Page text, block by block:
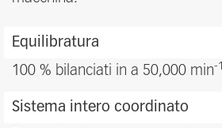
Equilibratura
100 % bilanciati in a 50,000 min-1
Sistema intero coordinato